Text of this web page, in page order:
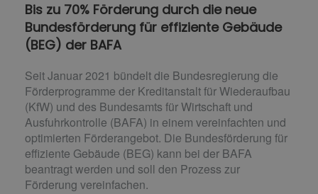
Bis zu 70% Förderung durch die neue
Bundesförderung für effiziente Gebäude
(BEG) der BAFA
Seit Januar 2021 bündelt die Bundesregierung die
Förderprogramme der Kreditanstalt für Wiederaufbau
(KfW) und des Bundesamts für Wirtschaft und
Ausfuhrkontrolle (BAFA) in einem vereinfachten und
optimierten Förderangebot. Die Bundesförderung für
effiziente Gebäude (BEG) kann bei der BAFA
beantragt werden und soll den Prozess zur
Förderung vereinfachen.